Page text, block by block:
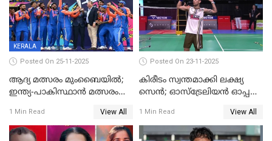
വിക്കറ്റിന് തകര്‍ത്ത് കേരളം
KERALA
Posted On 25-11-2025
ആദ്യ മത്സരം മുംബൈയിൽ;
ഇന്ത്യ-പാകിസ്ഥാൻ മത്സരം
ലോകകപ്പിന്‍റെ മത്സരക്രമം
പ്രഖ്യാപിച്ചു
1 Min Read View All
Posted On 23-11-2025
കിരീടം സ്വന്തമാക്കി ലക്ഷ്യ
സെന്‍; ഓസ്ട്രേലിയന്‍ ഓപ്പണ്‍
1 Min Read View All